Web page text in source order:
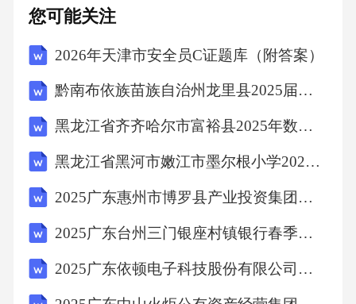
困境与多组学解决方案当前诊断方法的局限性
多组学诊断的分子标记物关键标记物的发现临
床验证案例实际应用效果面临的挑战与对策技
解决方案：当前诊断方法的局限性癌症诊断是
医学领域中一个重要的课题。当前，癌症诊断
主要依赖于传统的病理切片方法，但这种方法
存在一些局限性。例如，传统病理切片方法只
往往只占很小的一部分。此外，传统病理切片
您可能关注
2026年天津市安全员C证题库（附答案）
黔南布依族苗族自治州龙里县2025届四下数学期中教学质量检测模拟试题（含解析）
黑龙江省齐齐哈尔市富裕县2025年数学四年级下学期期中统考模拟试题（含答案解析）
黑龙江省黑河市嫩江市墨尔根小学2025年数学三年级下学期期末预测试题含解析
2025广东惠州市博罗县产业投资集团有限公司下属子公司招聘综合及笔试历年典型考点题库附带答案详解
2025广东台州三门银座村镇银行春季校园招聘笔试历年典型考题及考点剖析附带答案详解
2025广东依顿电子科技股份有限公司招聘化学实验室工程师等岗位测试笔试历年常考点试题专练附带答案详解